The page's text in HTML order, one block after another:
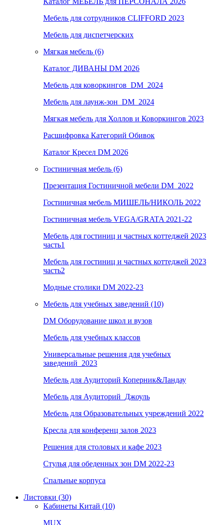
Мебель для сотрудников CLIFFORD 2023
Мебель для диспетчерских
Мягкая мебель (6)
Каталог ДИВАНЫ DM 2026
Мебель для коворкингов_DM_2024
Мебель для лаунж-зон_DM_2024
Мягкая мебель для Холлов и Коворкингов 2023
Расшифровка Категорий Обивок
Каталог Кресел DM 2026
Гостиничная мебель (6)
Презентация Гостиничной мебели DM_2022
Гостиничная мебель МИШЕЛЬ/НИКОЛЬ 2022
Гостиничная мебель VEGA/GRATA 2021-22
Мебель для гостиниц и частных коттеджей 2023
часть1
Мебель для гостиниц и частных коттеджей 2023
часть2
Модные столики DM 2022-23
Мебель для учебных заведений (10)
DM Оборудование школ и вузов
Мебель для учебных классов
Универсальные решения для учебных
заведений_2023
Мебель для Аудиторий Коперник&Ландау
Мебель для Аудиторий_Джоуль
Мебель для Образовательных учреждений 2022
Кресла для конференц залов 2023
Решения для столовых и кафе 2023
Стулья для обеденных зон DM 2022-23
Спальные корпуса
Листовки (30)
Кабинеты Китай (10)
MUX